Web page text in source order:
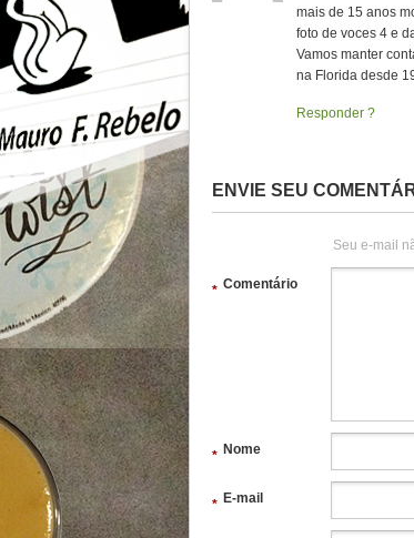
mais de 15 anos
foto de voces 4 e
Vamos manter
na Florida desde
Responder
ENVIE SEU
Seu e-mail
Comentário
*
Nome
*
E-mail
*